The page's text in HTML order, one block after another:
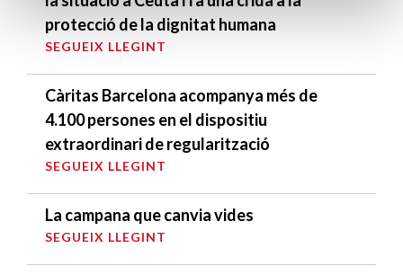
protecció de la dignitat humana
SEGUEIX LLEGINT
Càritas Barcelona acompanya més de
4.100 persones en el dispositiu
extraordinari de regularització
SEGUEIX LLEGINT
La campana que canvia vides
SEGUEIX LLEGINT